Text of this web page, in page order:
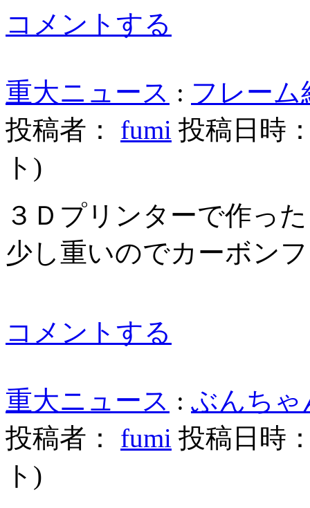
コメントする
重大ニュース : フレー
投稿者： fumi 投稿日時
ト )
３Ｄプリンターで作っ
少し重いのでカーボン
コメントする
重大ニュース : ぶんちゃ
投稿者： fumi 投稿日時
ト )